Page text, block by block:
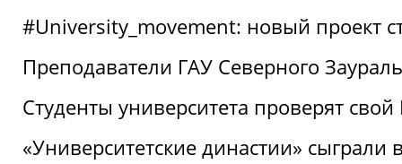
#University_movement: новый проект
Преподаватели ГАУ Северного
Студенты университета проверят свой
«Университетские династии»